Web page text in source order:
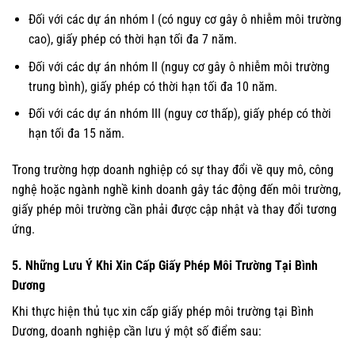
Đối với các dự án nhóm I (có nguy cơ gây ô nhiễm môi trường
cao), giấy phép có thời hạn tối đa 7 năm.
Đối với các dự án nhóm II (nguy cơ gây ô nhiễm môi trường
trung bình), giấy phép có thời hạn tối đa 10 năm.
Đối với các dự án nhóm III (nguy cơ thấp), giấy phép có thời
hạn tối đa 15 năm.
Trong trường hợp doanh nghiệp có sự thay đổi về quy mô, công
nghệ hoặc ngành nghề kinh doanh gây tác động đến môi trường,
giấy phép môi trường cần phải được cập nhật và thay đổi tương
ứng.
5. Những Lưu Ý Khi Xin Cấp Giấy Phép Môi Trường Tại Bình
Dương
Khi thực hiện thủ tục xin cấp giấy phép môi trường tại Bình
Dương, doanh nghiệp cần lưu ý một số điểm sau: